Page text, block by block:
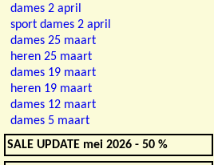
dames 2 april
sport dames 2 april
dames 25 maart
heren 25 maart
dames 19 maart
heren 19 maart
dames 12 maart
dames 5 maart
SALE UPDATE mei 2026 - 50 %